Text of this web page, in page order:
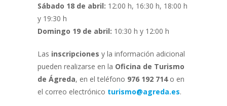
Sábado 18 de abril: 12:00 h, 16:30 h, 18:00 h
y 19:30 h
Domingo 19 de abril: 10:30 h y 12:00 h
Las inscripciones y la información adicional
pueden realizarse en la Oficina de Turismo
de Ágreda, en el teléfono 976 192 714o en
el correo electrónico turismo@agreda.es.